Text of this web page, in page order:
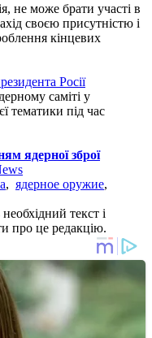
не може брати участі в
своєю присутністю і
кінцевих
Росії
саміті у
тематики під час
ядерної зброї
, ядерное оружие,
текст і
про це редакцію.